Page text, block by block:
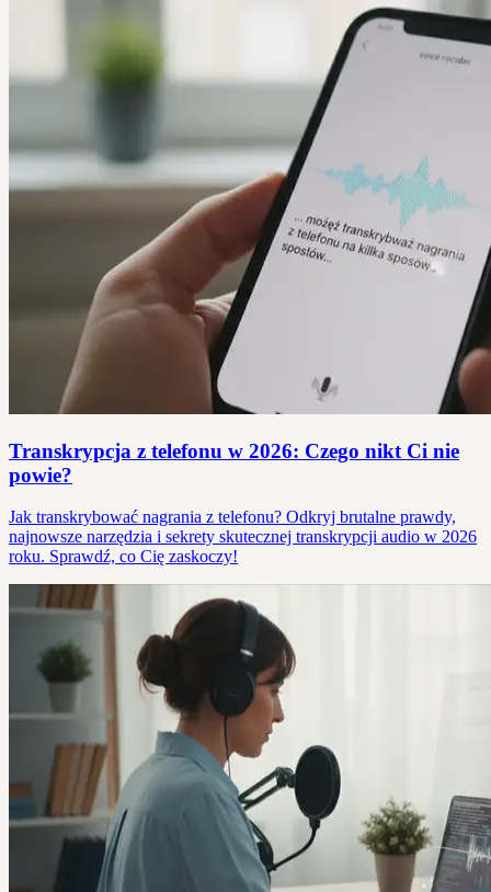
Transkrypcja z telefonu w 2026: Czego nikt Ci nie
powie?
Jak transkrybować nagrania z telefonu? Odkryj brutalne prawdy,
najnowsze narzędzia i sekrety skutecznej transkrypcji audio w 2026
roku. Sprawdź, co Cię zaskoczy!